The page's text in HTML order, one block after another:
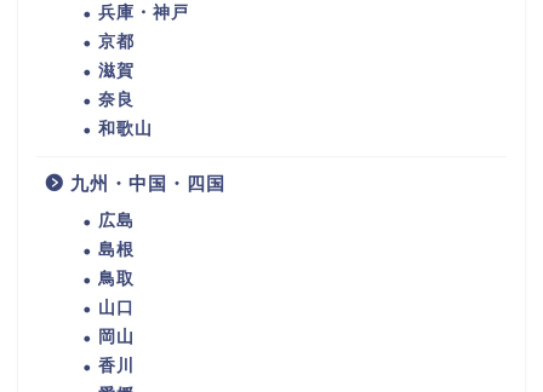
兵庫・神戸
京都
滋賀
奈良
和歌山
九州・中国・四国
広島
島根
鳥取
山口
岡山
香川